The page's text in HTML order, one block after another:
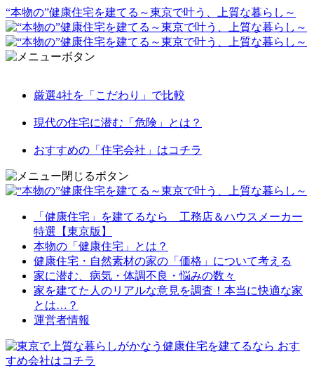
“本物の”健康住宅を建てる～東京で叶う、上質な暮らし～
厳選4社を「こだわり」で比較
現代の住宅に潜む「危険」とは？
おすすめの「住宅会社」はコチラ
「健康住宅」を建てるなら 工務店＆ハウスメーカー
特選【東京版】
本物の「健康住宅」とは？
健康住宅・自然素材の家の「価格」について考える
家に潜む、病気・体調不良・悩みの数々
家を建てた人のリアルな意見を調査！本当に快適な家
とは…？
運営者情報